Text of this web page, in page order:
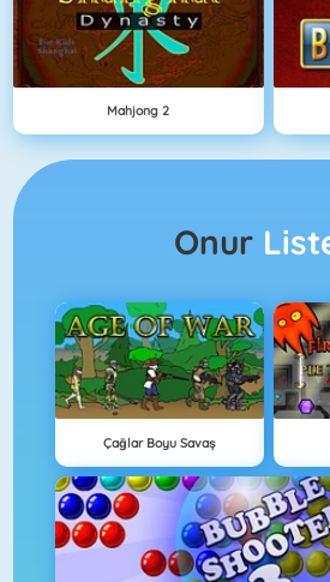
Mahjong 2
Onur
Çağlar Boyu Savaş